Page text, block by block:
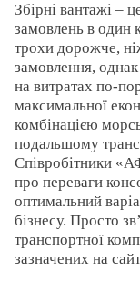
Збірні вантажі –
замовлень в один
трохи дорожче,
замовлення,
на витратах по-
максимальної
комбінацією
подальшому
Співробітники
про переваги
оптимальний
бізнесу. Просто
транспортної
зазначених на